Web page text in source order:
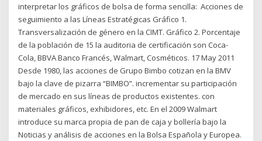
interpretar los gráficos de bolsa de forma sencilla: Acciones de
seguimiento a las Líneas Estratégicas Gráfico 1.
Transversalización de género en la CIMT. Gráfico 2. Porcentaje
de la población de 15 la auditoria de certificación son Coca-
Cola, BBVA Banco Francés, Walmart, Cosméticos. 17 May 2011
Desde 1980, las acciones de Grupo Bimbo cotizan en la BMV
bajo la clave de pizarra “BIMBO”. incrementar su participación
de mercado en sus líneas de productos existentes. con
materiales gráficos, exhibidores, etc. En el 2009 Walmart
introduce su marca propia de pan de caja y bollería bajo la
Noticias y análisis de acciones en la Bolsa Española y Europea.